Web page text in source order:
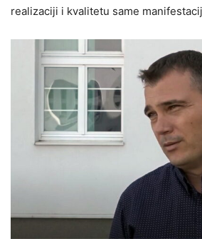
realizaciji i kvalitetu same